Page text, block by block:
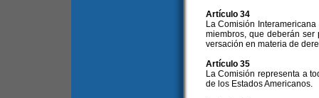
Artículo 34
La Comisión
miembros, que deberán
versación en materia de
Artículo 35
La Comisión representa a
de los Estados Americanos.